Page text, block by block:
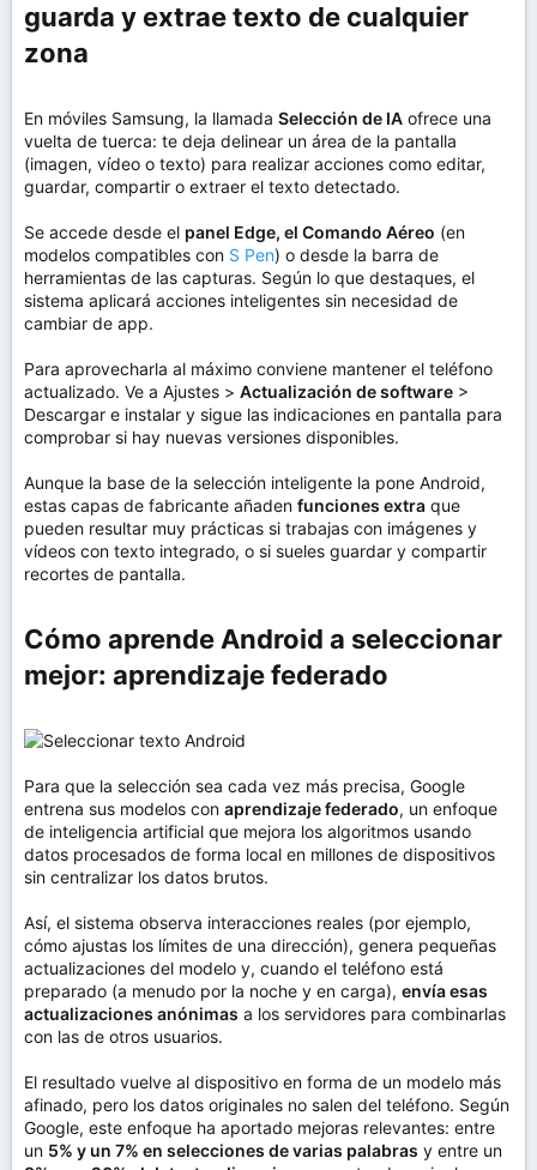
guarda y extrae texto de cualquier
zona​
En móviles Samsung, la llamada Selección de IA ofrece una
vuelta de tuerca: te deja delinear un área de la pantalla
(imagen, vídeo o texto) para realizar acciones como editar,
guardar, compartir o extraer el texto detectado.
Se accede desde el panel Edge, el Comando Aéreo (en
modelos compatibles con S Pen) o desde la barra de
herramientas de las capturas. Según lo que destaques, el
sistema aplicará acciones inteligentes sin necesidad de
cambiar de app.
Para aprovecharla al máximo conviene mantener el teléfono
actualizado. Ve a Ajustes > Actualización de software >
Descargar e instalar y sigue las indicaciones en pantalla para
comprobar si hay nuevas versiones disponibles.
Aunque la base de la selección inteligente la pone Android,
estas capas de fabricante añaden funciones extra que
pueden resultar muy prácticas si trabajas con imágenes y
vídeos con texto integrado, o si sueles guardar y compartir
recortes de pantalla.
Cómo aprende Android a seleccionar
mejor: aprendizaje federado​
Para que la selección sea cada vez más precisa, Google
entrena sus modelos con aprendizaje federado, un enfoque
de inteligencia artificial que mejora los algoritmos usando
datos procesados de forma local en millones de dispositivos
sin centralizar los datos brutos.
Así, el sistema observa interacciones reales (por ejemplo,
cómo ajustas los límites de una dirección), genera pequeñas
actualizaciones del modelo y, cuando el teléfono está
preparado (a menudo por la noche y en carga), envía esas
actualizaciones anónimas a los servidores para combinarlas
con las de otros usuarios.
El resultado vuelve al dispositivo en forma de un modelo más
afinado, pero los datos originales no salen del teléfono. Según
Google, este enfoque ha aportado mejoras relevantes: entre
un 5% y un 7% en selecciones de varias palabras y entre un